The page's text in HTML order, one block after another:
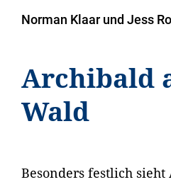
Norman Klaar und Jess
Archibald
Wald
Besonders festlich